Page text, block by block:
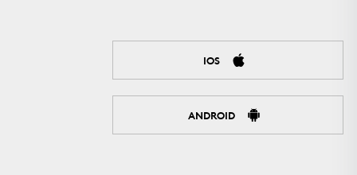
IOS
ANDROID